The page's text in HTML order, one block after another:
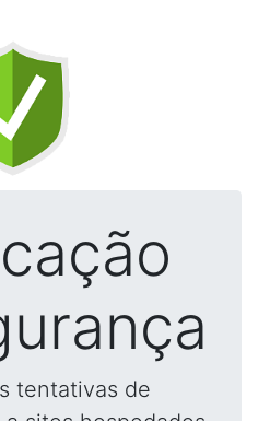
tentativas de